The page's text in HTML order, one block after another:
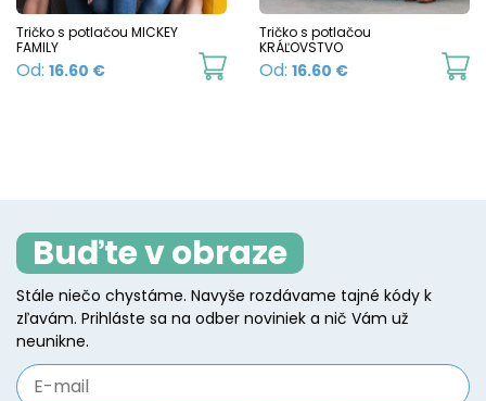
chosen
on
Tričko s potlačou MICKEY
FAMILY
Od: 16.60 €
This
options
may
be
on
Tričko s potlačou
KRÁĽOVSTVO
Od: 16.60 €
Buďte v obraze
Stále niečo chystáme. Navyše rozdávame tajné kódy k
zľavám. Prihláste sa na odber noviniek a nič Vám už
neunikne.